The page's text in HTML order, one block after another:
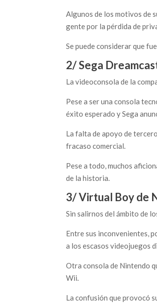
Algunos de los motivos de
gente por la pérdida de
Se puede considerar que
2/ Sega
La videoconsola de la
Pese a ser una consola
éxito esperado y Sega
La falta de apoyo de
fracaso comercial.
Pese a todo, muchos
de la historia.
3/ Virtual Boy de
Sin salirnos del ámbito de
Entre sus inconvenientes,
a los escasos videojuegos
Otra consola de Nintendo
Wii.
La confusión que provocó